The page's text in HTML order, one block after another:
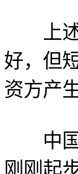
上述
好，但
资方产
中国
刚刚起